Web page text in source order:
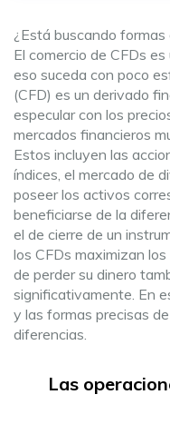
¿Está buscando
El comercio de CFDs
eso suceda con poco
(CFD) es un derivado
especular con los
mercados financieros
Estos incluyen las
índices, el mercado de
poseer los activos
beneficiarse de la
el de cierre de un
los CFDs maximizan
de perder su dinero
significativamente. En
y las formas precisas
diferencias.
Las